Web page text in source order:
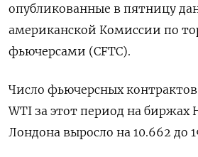
опубликованные в ​пятницу
американской ⁠Комиссии по
фьючерсами (⁠CFTC).
Число фьючерсных
‌WTI за этот ‍период на
Лондона выросло на ​10.662 до